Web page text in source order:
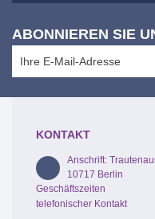
ABONNIEREN SIE
KONTAKT
Anschrift:
10717 Berlin
Geschäftszeiten
telefonischer Kontakt